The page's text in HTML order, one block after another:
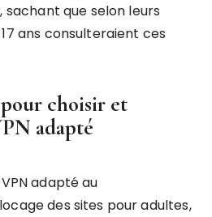
que selon leurs
ans consulteraient ces
choisir et
adapté
adapté au
des sites pour adultes,